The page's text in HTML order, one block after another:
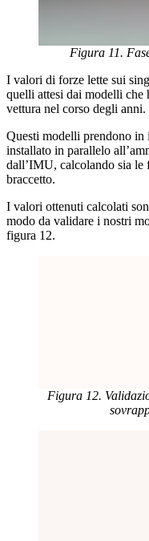
Figura 11.
I valori di forze lette sui
quelli attesi dai modelli che
vettura nel corso degli anni.
Questi modelli prendono in
installato in parallelo
dall’IMU, calcolando sia le
braccetto.
I valori ottenuti calcolati
modo da validare i nostri
figura 12.
Figura 12.